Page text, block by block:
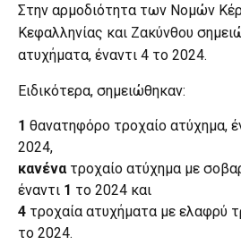
Στην αρμοδιότητα των Νομών
Κεφαλληνίας και Ζακύνθου
ατυχήματα, έναντι 4 το 2024.
Ειδικότερα, σημειώθηκαν:
1 θανατηφόρο τροχαίο ατύχημα,
2024,
κανένα τροχαίο ατύχημα με
έναντι 1 το 2024 και
4 τροχαία ατυχήματα με ελαφρύ
το 2024.